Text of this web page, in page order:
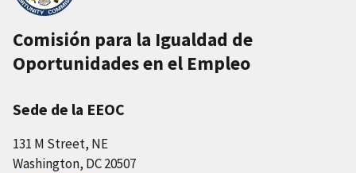
Comisión para la Igualdad de
Oportunidades en el Empleo
Sede de la EEOC
131 M Street, NE
Washington, DC 20507